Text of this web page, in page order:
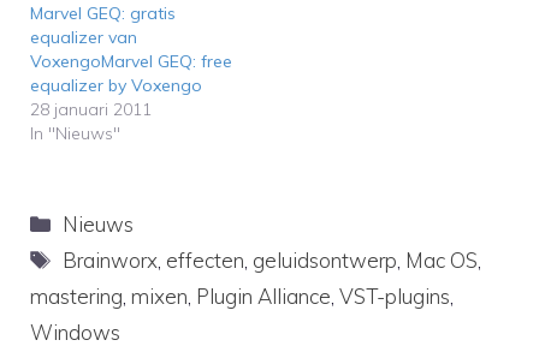
Marvel GEQ: gratis
equalizer van
VoxengoMarvel GEQ: free
equalizer by Voxengo
28 januari 2011
In "Nieuws"
Categorieën
Nieuws
Tags
Brainworx effecten geluidsontwerp Mac OS
mastering mixen Plugin Alliance VST-plugins
Windows